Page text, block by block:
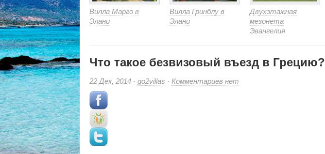
Вилла Марго в
Элани
Вилла Гринблу в
Элани
Двухэтажная
мезонета
Эвангелия
Что такое безвизовый въезд в Грецию?
22 Дек, 2014 · go2villas · Комментариевкнет